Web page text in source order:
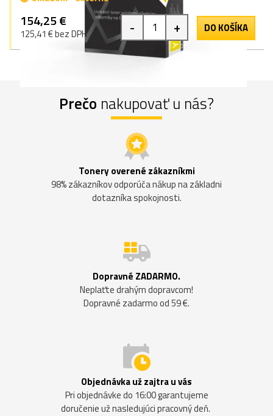
154,25 €
125,41 € bez DPH - + DO KOŠÍKA
Prečo nakupovať u nás?
Tonery overené zákazníkmi
98% zákazníkov odporúča nákup na základni
dotazníka spokojnosti.
Dopravné ZADARMO.
Neplaťte drahým dopravcom!
Dopravné zadarmo od 59 €.
Objednávka už zajtra u vás
Pri objednávke do 16:00 garantujeme
doručenie už nasledujúci pracovný deň.